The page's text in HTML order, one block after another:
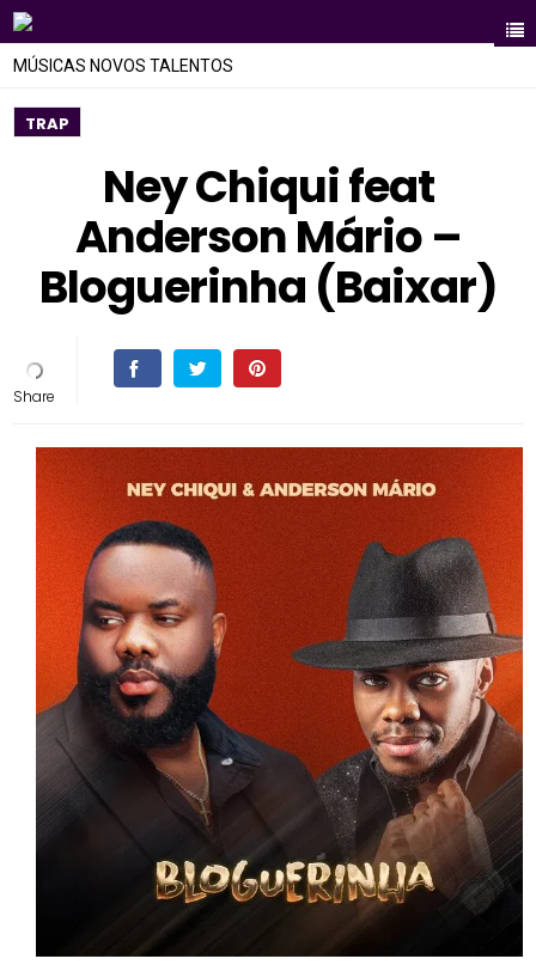
MÚSICAS NOVOS TALENTOS
TRAP
Ney Chiqui feat
Anderson Mário –
Bloguerinha (Baixar)